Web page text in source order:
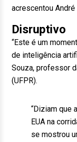
acrescentou
Disruptivo
“Este é um
de inteligência
Souza, professor
(UFPR).
“Diziam que
EUA na
se mostrou